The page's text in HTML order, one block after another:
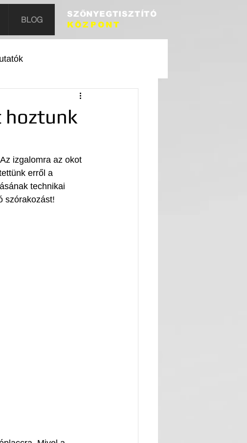
BLOG
SZŐNYEGTISZTÍTÓ
KÖZPONT
hoztunk
izgalomra az okot
erről a
technikai
szórakozást!